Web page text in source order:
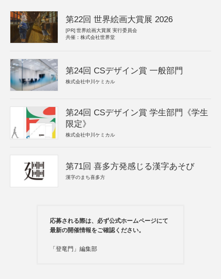
第22回 世界絵画大賞展 2026
[PR] 世界絵画大賞展 実行委員会
共催：株式会社世界堂
第24回 CSデザイン賞 一般部門
株式会社中川ケミカル
第24回 CSデザイン賞 学生部門《学生
限定》
株式会社中川ケミカル
第71回 喜多方発感じる漢字あそび
漢字のまち喜多方
応募される際は、必ず公式ホームページにて
最新の開催情報をご確認ください。
「登竜門」編集部